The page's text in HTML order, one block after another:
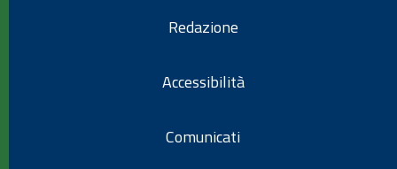
Redazione
Accessibilità
Comunicati